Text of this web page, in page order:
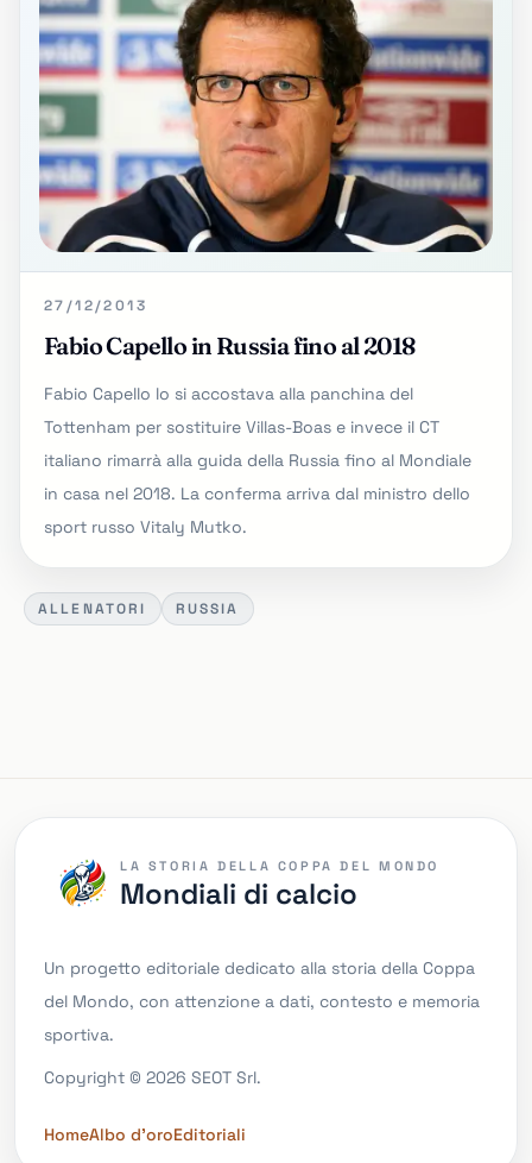
27/12/2013
Fabio Capello in Russia fino al 2018
Fabio Capello lo si accostava alla panchina del
Tottenham per sostituire Villas-Boas e invece il CT
italiano rimarrà alla guida della Russia fino al Mondiale
in casa nel 2018. La conferma arriva dal ministro dello
sport russo Vitaly Mutko.
ALLENATORI RUSSIA
LA STORIA DELLA COPPA DEL MONDO
Mondiali di calcio
Un progetto editoriale dedicato alla storia della Coppa
del Mondo, con attenzione a dati, contesto e memoria
sportiva.
Copyright © 2026 SEOT Srl.
HomeAlbo d'oroEditoriali